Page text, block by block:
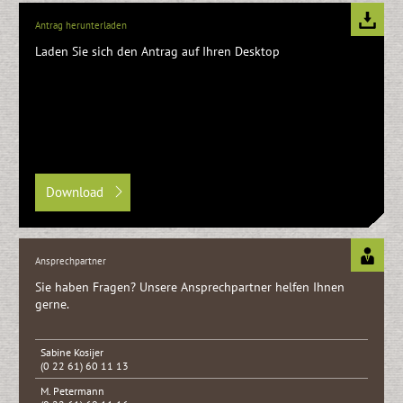
Antrag herunterladen
Laden Sie sich den Antrag auf Ihren Desktop
Download
Ansprechpartner
Sie haben Fragen? Unsere Ansprech­partner helfen Ihnen
gerne.
Sabine Kosijer
(0 22 61) 60 11 13
M. Petermann